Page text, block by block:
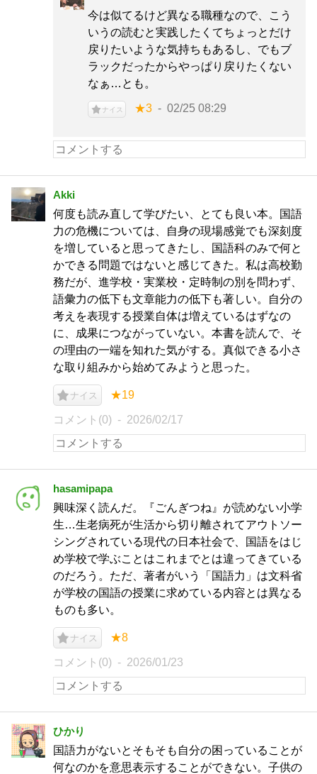
今は似てるけど異なる職種なので、こう
いうの読むと実践したくてちょっとだけ
戻りたいような気持ちもあるし、でもブ
ラックだったからやっぱり戻りたくない
なぁ…とも。
ナイス ★3 02/25 08:29
Akki
何度も読み直して学びたい、とても良い本。国語
力の危機については、自身の現場感覚でも深刻度
を増していると思ってきたし、国語科のみで何と
かできる問題ではないと感じてきた。私は高校勤
務だが、進学校・実業校・定時制の別を問わず、
語彙力の低下も文章能力の低下も著しい。自分の
考えを表現する授業自体は増えているはずなの
に、成果につながっていない。本書を読んで、そ
の理由の一端を知れた気がする。真似できる小さ
な取り組みから始めてみようと思った。
ナイス ★19
コメント(0) 2026/02/17
hasamipapa
興味深く読んだ。『ごんぎつね』が読めない小学
生…生老病死が生活から切り離されてアウトソー
シングされている現代の日本社会で、国語をはじ
め学校で学ぶことはこれまでとは違ってきている
のだろう。ただ、著者がいう「国語力」は文科省
が学校の国語の授業に求めている内容とは異なる
ものも多い。
ナイス ★8
コメント(0) 2026/01/23
ひかり
国語力がないとそもそも自分の困っていることが
何なのかを意思表示することができない。子供の